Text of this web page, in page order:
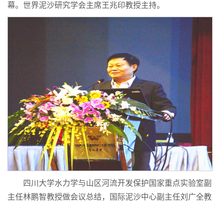
幕。世界泥沙研究学会主席王兆印教授主持。
四川大学水力学与山区河流开发保护国家重点实验室副
主任林鹏智教授做会议总结，国际泥沙中心副主任刘广全教